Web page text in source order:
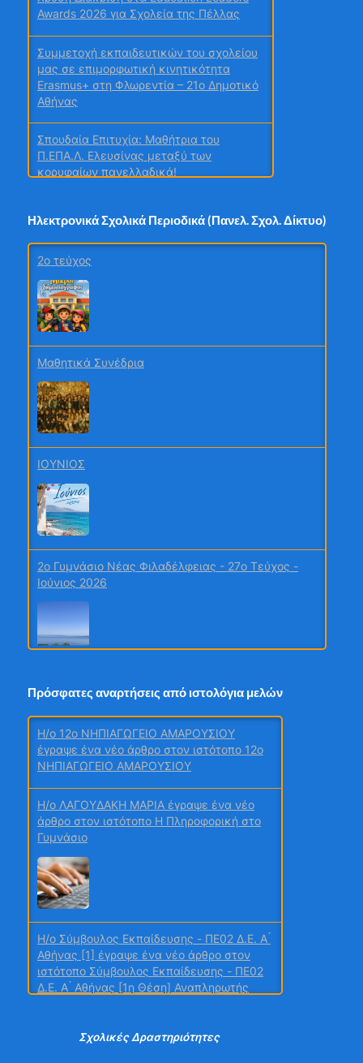
μας σε επιμορφωτική κινητικότητα
Σπουδαία Επιτυχία: Μαθήτρια του
Π.ΕΠΑ.Λ. Ελευσίνας μεταξύ των
FIRST® Tech Challenge 2026. Πρώτη
Συμμετοχή … Μεγάλη Εμπειρία!
Μάθημα. Μαθαίνω την Ιστορία της
Αγώνες
Μοιραστείτε εύκολα τις ανακοινώσεις
σας, νέα από το ΠΣΔ και το Υπουργείο
Παιδείας μέσω του
Τα Erasmus νέα μας! – Ιούλιος 2026 –
Γυμνάσιο Κανήθου Χαλκίδας
«Ενεργώ Σωστά: Αξιοποιώ την ενέργεια
Σχολή Γονέων Γυμνασίου Κανήθου
Χαλκίδας
Ηλεκτρονικά Σχολικά Περιοδικά (Πανελ. Σχολ. Δίκτυο)
2ο τεύχος
Μαθητικά Συνέδρια
ΙΟΥΝΙΟΣ
2o Γυμνάσιο Νέας Φιλαδέλφειας - 27ο Τεύχος -
Ιούνιος 2026
16ο τεύχος
9ο Τεύχος
ΠΑΡΙΣΙ 2026
Τεύχος 12
4η Κινητικότητα
έγραψε ένα νέο άρθρο στον ιστότοπο 12ο
ΝΗΠΙΑΓΩΓΕΙΟ ΑΜΑΡΟΥΣΙΟΥ
άρθρο στον ιστότοπο Η Πληροφορική στο
Γυμνάσιο
H/o Σύμβουλος Εκπαίδευσης - ΠΕ02 Δ.Ε. Α ́
ιστότοπο Σύμβουλος Εκπαίδευσης - ΠΕ02
Δ.Ε. Α ́ Αθήνας [1η Θέση] Αναπληρωτής
Επόπτης Ποιότητας της Εκπαίδευσης Δ.Δ.Ε.
Πειραιά